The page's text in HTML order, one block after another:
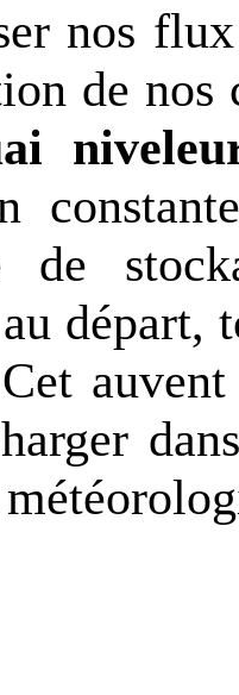
ernos flux
de nos
de
départ,
Cet